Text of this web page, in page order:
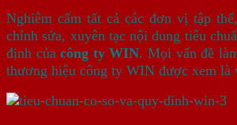
Nghiêm cấm tất cả các đơn vị tập
chỉnh sửa, xuyên tạc nội dung tiêu
định củacông ty WIN. Mọi vấn đề
thương hiệu công ty WIN được xem là